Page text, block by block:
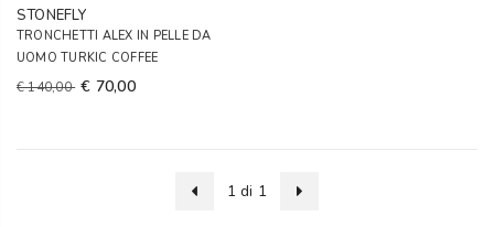
STONEFLY
TRONCHETTI ALEX IN PELLE DA
UOMO TURKIC COFFEE
€ 140,00 € 70,00
1 di 1